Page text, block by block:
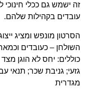
זה ישמש גם ככלי
עובדים בקהילות שלהם.
הסרטון מונפש ומציג
השולחן – כעובדים
כוללים: יחס לא הוגן
גזעי; גניבת שכר; תנאי
מגדרית